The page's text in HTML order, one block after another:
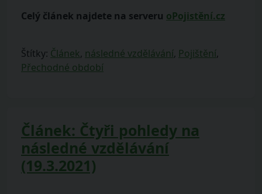
Celý článek najdete na serveru oPojistění.cz
Štítky: Článek, následné vzdělávání, Pojištění,
Přechodné období
Článek: Čtyři pohledy na
následné vzdělávání
(19.3.2021)